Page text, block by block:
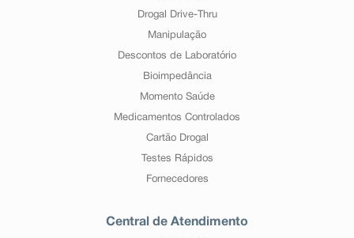
Drogal Drive-Thru
Manipulação
Descontos de Laboratório
Bioimpedância
Momento Saúde
Medicamentos Controlados
Cartão Drogal
Testes Rápidos
Fornecedores
Central de Atendimento